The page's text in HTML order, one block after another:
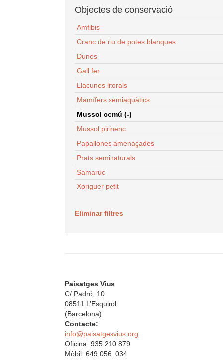
Objectes de conservació
Amfibis
Cranc de riu de potes blanques
Dunes
Gall fer
Llacunes litorals
Mamífers semiaquàtics
Mussol comú (-)
Mussol pirinenc
Papallones amenaçades
Prats seminaturals
Samaruc
Xoriguer petit
Eliminar filtres
Paisatges Vius
C/ Padró, 10
08511 L’Esquirol
(Barcelona)
Contacte:
info@paisatgesvius.org
Oficina: 935.210.879
Mòbil: 649.056. 034